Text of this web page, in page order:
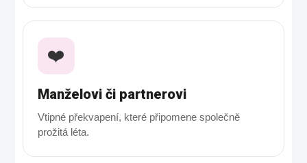
❤️
Manželovi či partnerovi
Vtipné překvapení, které připomene společně
prožitá léta.